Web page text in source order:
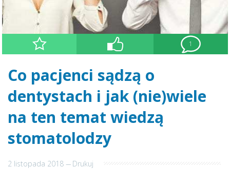
1
Co pacjenci sądzą o
dentystach i jak (nie)wiele
na ten temat wiedzą
stomatolodzy
2 listopada 2018--- Drukuj